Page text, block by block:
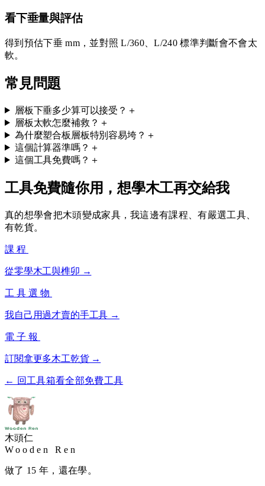
看下垂量與評估
得到預估下垂 mm，並對照 L/360、L/240 標準判斷會不會太
軟。
常見問題
層板下垂多少算可以接受？ ＋
層板太軟怎麼補救？ ＋
為什麼塑合板層板特別容易垮？ ＋
這個計算器準嗎？ ＋
這個工具免費嗎？ ＋
工具免費隨你用，想學木工再交給我
真的想學會把木頭變成家具，我這邊有課程、有嚴選工具、
有乾貨。
課程
從零學木工與榫卯 →
工具選物
我自己用過才賣的手工具 →
電子報
訂閱拿更多木工乾貨 →
← 回工具箱看全部免費工具
木頭仁
Wooden Ren
做了 15 年，還在學。